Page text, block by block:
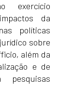
exercício
da
políticas
sobre
além da
e de